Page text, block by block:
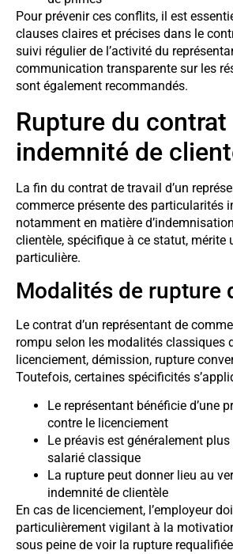
Pour prévenir ces conflits, il est
clauses claires et précises dans le
suivi régulier de l’activité du
communication transparente sur les
sont également recommandés.
Rupture du contrat
indemnité de
La fin du contrat de travail d’un
commerce présente des particularités
notamment en matière
clientèle, spécifique à ce statut, mérite
particulière.
Modalités de rupture
Le contrat d’un représentant de
rompu selon les modalités classiques
licenciement, démission, rupture
Toutefois, certaines spécificités
Le représentant bénéficie d’une
contre le licenciement
Le préavis est généralement
salarié classique
La rupture peut donner lieu au
indemnité de clientèle
En cas de licenciement, l’employeur
particulièrement vigilant à la
sous peine de voir la rupture